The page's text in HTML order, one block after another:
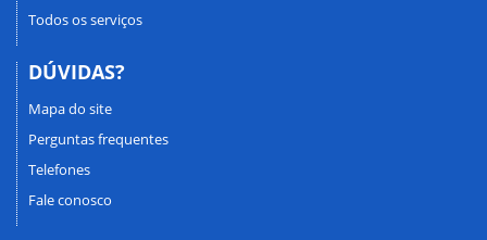
Todos os serviços
DÚVIDAS?
Mapa do site
Perguntas frequentes
Telefones
Fale conosco